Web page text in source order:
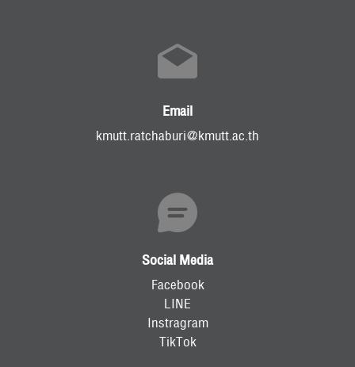
Email
kmutt.ratchaburi@kmutt.ac.th
Social Media
Facebook
LINE
Instragram
TikTok